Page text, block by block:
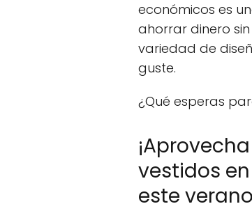
económicos es
ahorrar dinero
variedad de
guste.
¿Qué esperas
vestidos
este